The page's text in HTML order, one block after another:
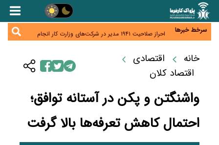
سرخط خبرها
هشدار درباره کاهش عرضه مسکن اجاره‌ای؛ دولت
رسانه تخصصی باید مطالبه‌گری، دقت و استقلال را
احراز صلاحیت ۱۹۴۱ مدیر در شرکت‌های وزارت کار انجام
نشده است؛ شایسته‌سالاری زیر فشار؟
به چه قیمتی؟
موبایل گران می‌شود؟ هزینه واردات ۱۰ برابر شد، ثبت
سفارش همچنان متوقف است
خانه
اقتصادی
اقتصاد کلان
واشنگتن و پکن در آستانه توافق؛
احتمال کاهش تعرفه‌ها بالا گرفت